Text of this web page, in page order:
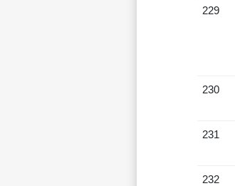
229
230
231
232